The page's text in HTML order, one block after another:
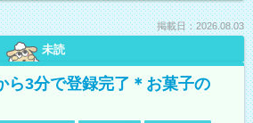
掲載日：2026.08.03
未読
ら3分で登録完了＊お菓子の